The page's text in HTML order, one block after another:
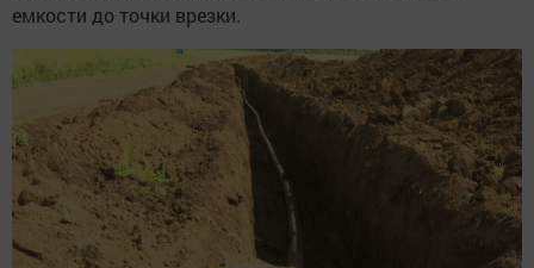
емкости до точки врезки.